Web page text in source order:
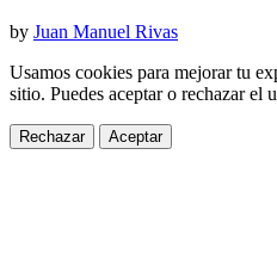
by Juan Manuel Rivas
Usamos cookies para mejorar tu
sitio. Puedes aceptar o rechazar el
Rechazar Aceptar